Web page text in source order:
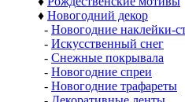
♦ Новогодний декор
- Новогодние наклейки-
- Искусственный снег
- Снежные покрывала
- Новогодние спреи
- Новогодние трафареты